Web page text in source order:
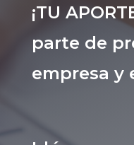
¡TU
parte de
empresa y